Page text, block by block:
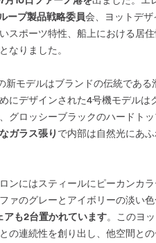
ープ製品戦略委員会、ヨットデザ
スポーツ特性、船上における居
なりました。
新モデルはブランドの伝統であ
にデザインされた4号機モデルは
グロッシーブラックのハードト
ガラス張り で内部は自然光にあ
ンにはスティールにピーカンカ
ァのグレーとアイボリーの淡い
も2台置かれています。このヨ
の連続性を創り出し、他空間と